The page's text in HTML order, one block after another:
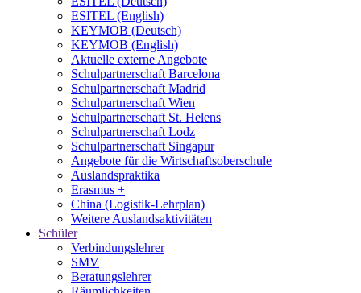
ESITEL (English)
KEYMOB (Deutsch)
KEYMOB (English)
Aktuelle externe Angebote
Schulpartnerschaft Barcelona
Schulpartnerschaft Madrid
Schulpartnerschaft Wien
Schulpartnerschaft St. Helens
Schulpartnerschaft Lodz
Schulpartnerschaft Singapur
Angebote für die Wirtschaftsoberschule
Auslandspraktika
Erasmus +
China (Logistik-Lehrplan)
Weitere Auslandsaktivitäten
Schüler
Verbindungslehrer
SMV
Beratungslehrer